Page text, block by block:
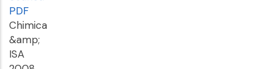
PDF
Chimica
&amp;
ISA